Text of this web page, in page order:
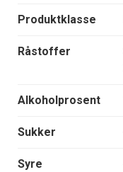
Produktklasse
Råstoffer
Alkoholprosent
Sukker
Syre